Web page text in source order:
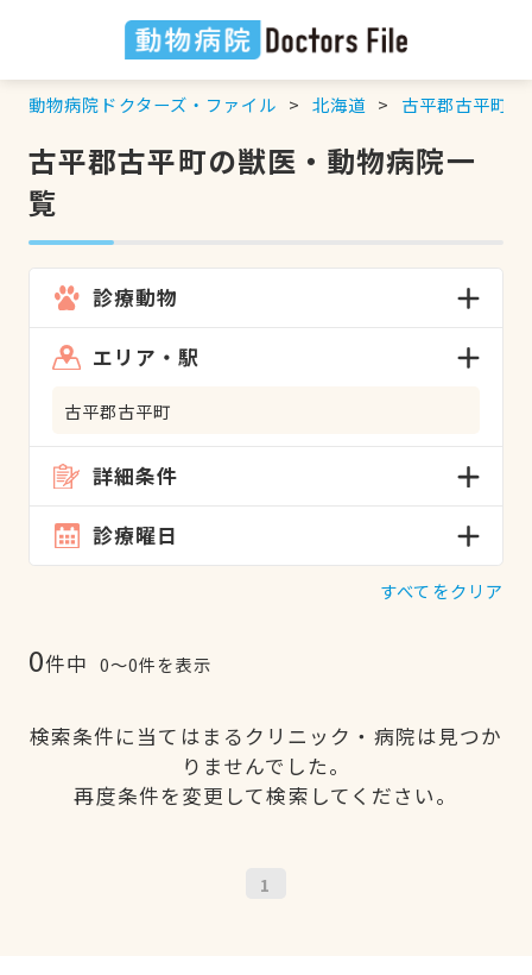
動物病院ドクターズ・ファイル 北海道 古平郡古平町
古平郡古平町の獣医・動物病院一
覧
診療動物
エリア・駅
古平郡古平町
詳細条件
診療曜日
すべてをクリア
0件中 0〜0件を表示
検索条件に当てはまるクリニック・病院は見つか
りませんでした。
再度条件を変更して検索してください。
1